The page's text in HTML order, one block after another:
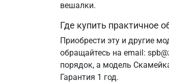
вешалки.
Где купить практичное
Приобрести эту и другие
обращайтесь на email:
порядок, а модель
Гарантия 1 год.